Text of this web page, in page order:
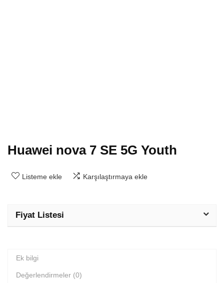
Huawei nova 7 SE 5G Youth
Listeme ekle Karşılaştırmaya ekle
Fiyat Listesi
Ek bilgi
Değerlendirmeler (0)